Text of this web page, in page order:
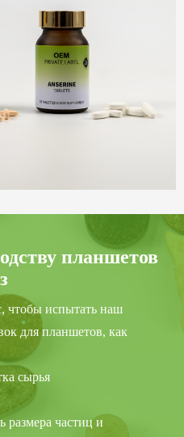
планшетов
чтобы испытать наш
для планшетов, как
сырья
размера частиц и